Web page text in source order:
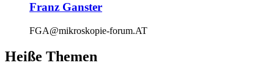
Franz Ganster
FGA@mikroskopie-forum.AT
Heiße Themen